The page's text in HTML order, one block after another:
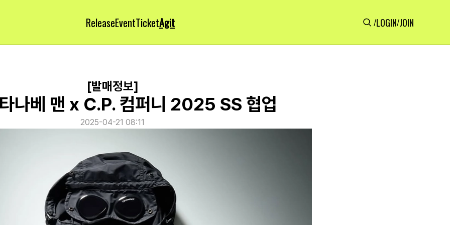
ReleaseEventTicketAgit /LOGIN/JOIN
[발매정보]
나베 맨 x C.P. 컴퍼니 2025 SS 협업
2025-04-21 08:11